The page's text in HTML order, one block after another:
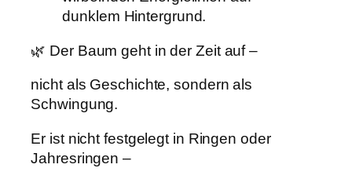
🌿 Der Baum geht in der Zeit auf –
nicht als Geschichte, sondern als
Schwingung.
Er ist nicht festgelegt in Ringen oder
Jahresringen –